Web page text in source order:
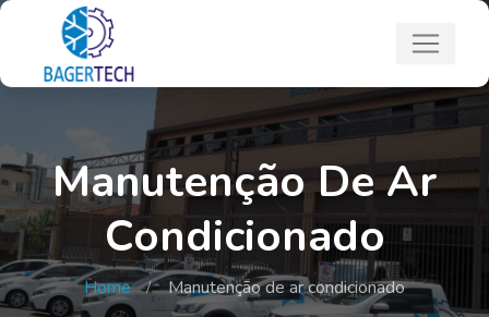
Manutenção De Ar
Condicionado
Home Manutenção de ar condicionado